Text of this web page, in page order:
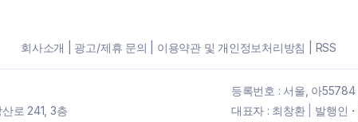
회사소개 광고/제휴 문의 이용약관 및 개인정보처리방침 RSS
등록번호 : 서울, 아55784|
로 241, 3층
대표자 : 최창환| 발행인